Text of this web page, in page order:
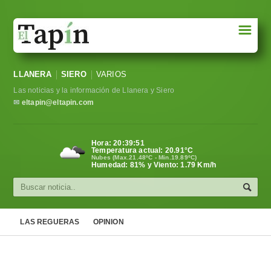
Sociedad
Política
Cultura
☰
LLANERA SIERO VARIOS
Las noticias y la información de Llanera y Siero
✉ eltapin@eltapin.com
Hora:20:39:52
Temperatura actual: 20.91°C
Nubes (Max.21.48ºC - Min.19.89ºC)
Humedad: 81% y Viento: 1.79 Km/h
LAS REGUERAS OPINION